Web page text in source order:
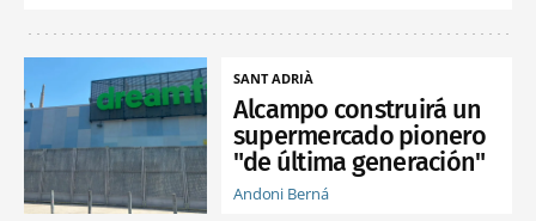
SANT ADRIÀ
Alcampo construirá un
supermercado pionero
"de última generación"
Andoni Berná